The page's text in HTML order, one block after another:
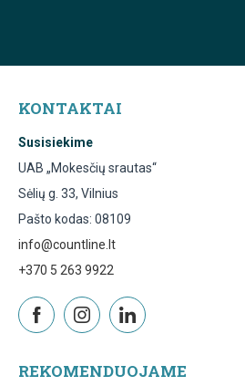
KONTAKTAI
Susisiekime
UAB „Mokesčių srautas“
Sėlių g. 33, Vilnius
Pašto kodas: 08109
info@countline.lt
+370 5 263 9922
REKOMENDUOJAME